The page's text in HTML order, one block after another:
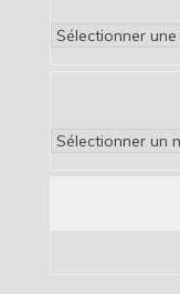
Catégories
Archives